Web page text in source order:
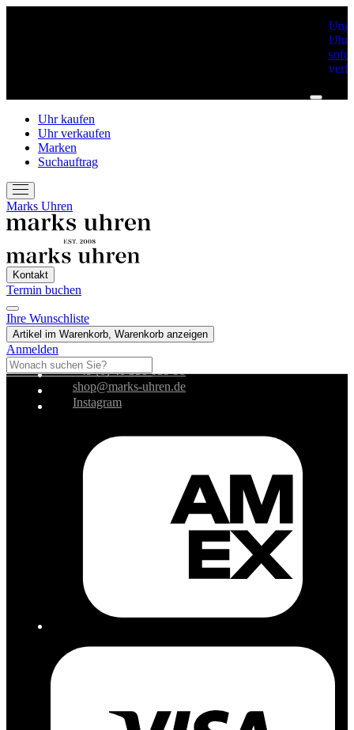
Uhr kaufen
Uhr verkaufen
Marken
Suchauftrag
Marks Uhren
Kontakt
Termin buchen
Ihre Wunschliste
Artikel im Warenkorb, Warenkorb anzeigen
Anmelden Termin Buchen
+49 (0) 40 350 039 98
shop@marks-uhren.de
Instagram